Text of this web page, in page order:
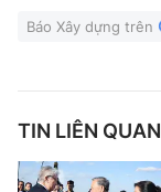
Báo Xây dựng trên
TIN LIÊN QUAN